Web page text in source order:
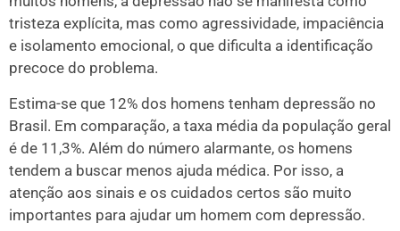
tristeza explícita, mas como agressividade, impaciência
e isolamento emocional, o que dificulta a identificação
precoce do problema.
Estima-se que 12% dos homens tenham depressão no
Brasil. Em comparação, a taxa média da população geral
é de 11,3%. Além do número alarmante, os homens
tendem a buscar menos ajuda médica. Por isso, a
atenção aos sinais e os cuidados certos são muito
importantes para ajudar um homem com depressão.